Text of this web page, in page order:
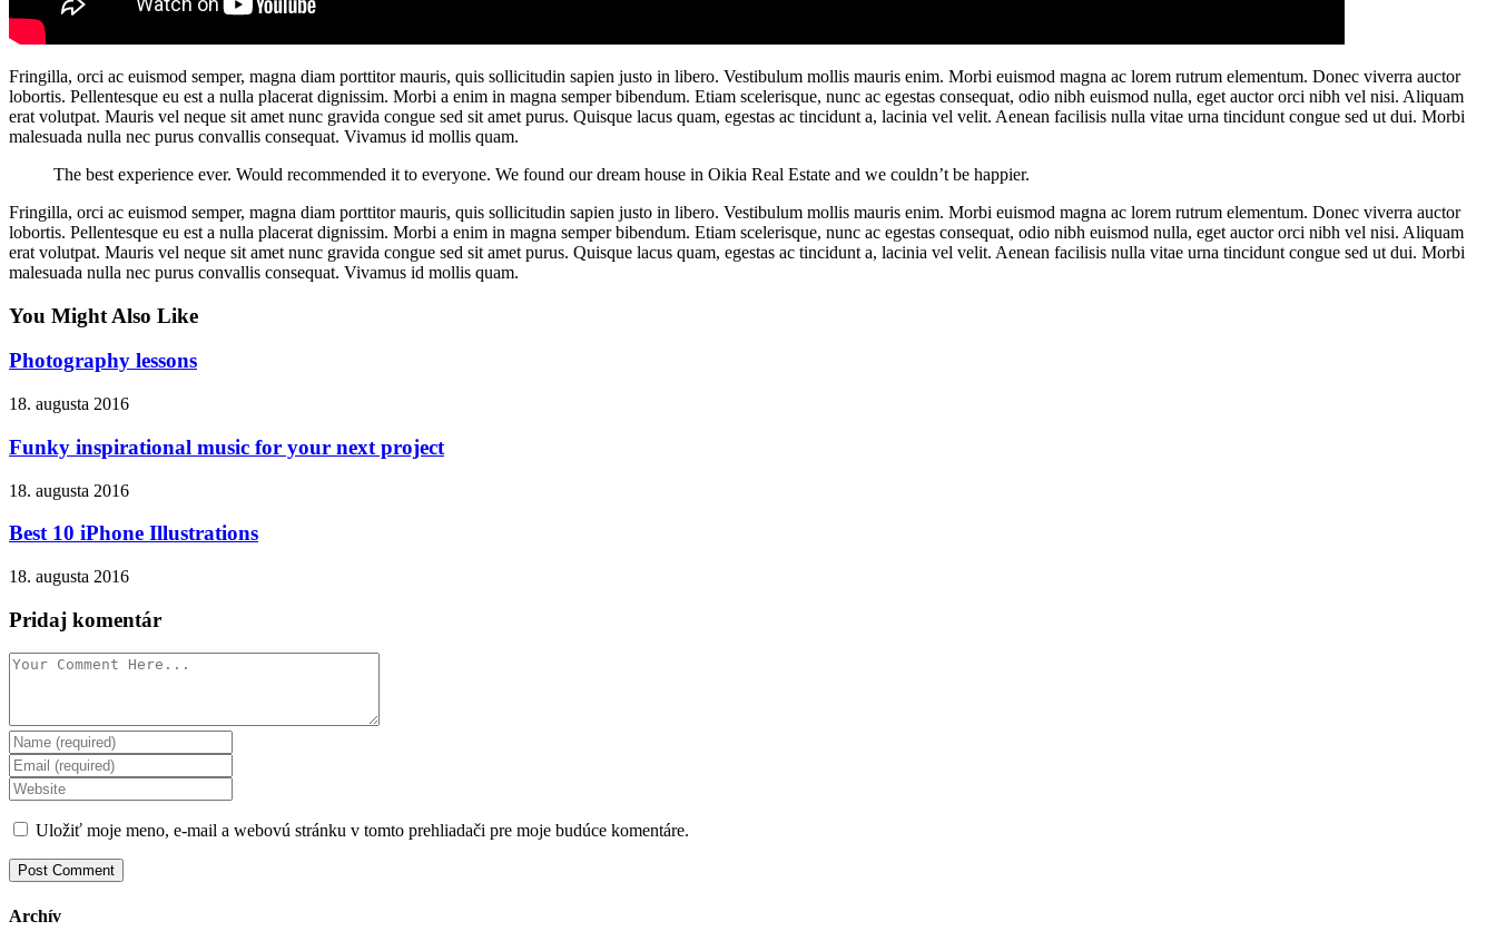
Fringilla, orci ac euismod semper, magna diam porttitor mauris, quis sollicitudin sapien justo in libero. Vestibulum mollis mauris enim. Morbi euismod magna ac lorem rutrum elementum. Donec viverra auctor
lobortis. Pellentesque eu est a nulla placerat dignissim. Morbi a enim in magna semper bibendum. Etiam scelerisque, nunc ac egestas consequat, odio nibh euismod nulla, eget auctor orci nibh vel nisi. Aliquam
erat volutpat. Mauris vel neque sit amet nunc gravida congue sed sit amet purus. Quisque lacus quam, egestas ac tincidunt a, lacinia vel velit. Aenean facilisis nulla vitae urna tincidunt congue sed ut dui. Morbi
malesuada nulla nec purus convallis consequat. Vivamus id mollis quam.
The best experience ever. Would recommended it to everyone. We found our dream house in Oikia Real Estate and we couldn’t be happier.
Fringilla, orci ac euismod semper, magna diam porttitor mauris, quis sollicitudin sapien justo in libero. Vestibulum mollis mauris enim. Morbi euismod magna ac lorem rutrum elementum. Donec viverra auctor
lobortis. Pellentesque eu est a nulla placerat dignissim. Morbi a enim in magna semper bibendum. Etiam scelerisque, nunc ac egestas consequat, odio nibh euismod nulla, eget auctor orci nibh vel nisi. Aliquam
erat volutpat. Mauris vel neque sit amet nunc gravida congue sed sit amet purus. Quisque lacus quam, egestas ac tincidunt a, lacinia vel velit. Aenean facilisis nulla vitae urna tincidunt congue sed ut dui. Morbi
malesuada nulla nec purus convallis consequat. Vivamus id mollis quam.
You Might Also Like
Photography lessons
18. augusta 2016
Funky inspirational music for your next project
18. augusta 2016
Best 10 iPhone Illustrations
18. augusta 2016
Pridaj komentár
Uložiť moje meno, e-mail a webovú stránku v tomto prehliadači pre moje budúce komentáre.
Archív